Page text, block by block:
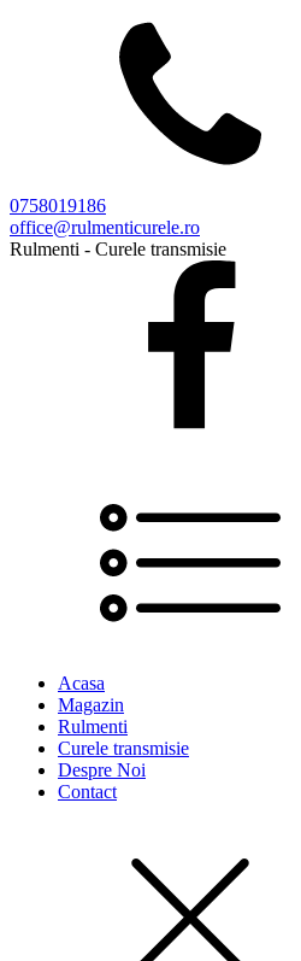
0758019186
office@rulmenticurele.ro
Rulmenti - Curele transmisie
Acasa
Magazin
Rulmenti
Curele transmisie
Despre Noi
Contact